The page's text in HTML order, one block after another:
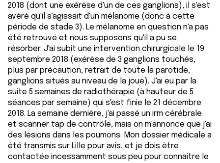
2018 (dont une exérèse d'un de ces ganglions), il s'est
avéré qu'il s'agissait d'un mélanome (donc à cette
période de stade 3). Le mélanome en question n'a pas
été retrouvé et nous supposons qu'il a pu se
résorber. J'ai subit une intervention chirurgicale le 19
septembre 2018 (exérèse de 3 ganglions touchés,
plus par précaution, retrait de toute la parotide,
ganglions situés au niveau de la joue). J'ai eu par la
suite 5 semaines de radiothérapie (à hauteur de 5
séances par semaine) qui s'est finie le 21 décembre
2018. La semaine dernière, j'ai passé un irm cérébrale
et scanner tap de contrôle, mais on m'annonce que j'ai
des lésions dans les poumons. Mon dossier médicale a
été transmis sur Lille pour avis, et je dois être
contactée incessamment sous peu pour connaitre le